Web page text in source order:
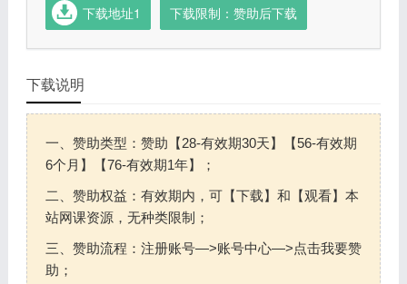
下载地址1 下载限制：赞助后下载
下载说明
一、赞助类型：赞助【28-有效期30天】【56-有效期
6个月】【76-有效期1年】；
二、赞助权益：有效期内，可【下载】和【观看】本
站网课资源，无种类限制；
三、赞助流程：注册账号—>账号中心—>点击我要赞
助；